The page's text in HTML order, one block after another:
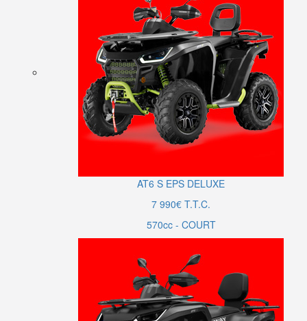
AT6 S EPS DELUXE
7 990€ T.T.C.
570cc - COURT